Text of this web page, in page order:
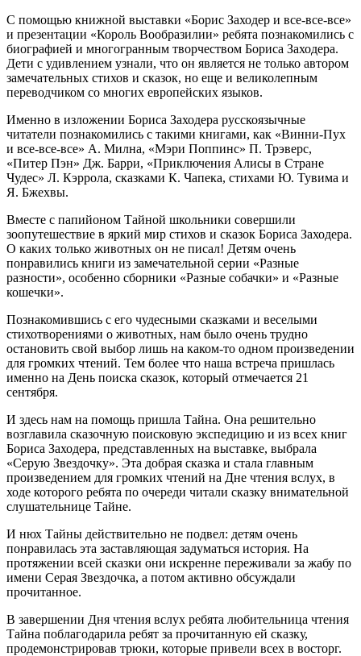
С помощью книжной выставки «Борис Заходер и все-все-все»
и презентации «Король Вообразилии» ребята познакомились с
биографией и многогранным творчеством Бориса Заходера.
Дети с удивлением узнали, что он является не только автором
замечательных стихов и сказок, но еще и великолепным
переводчиком со многих европейских языков.
Именно в изложении Бориса Заходера русскоязычные
читатели познакомились с такими книгами, как «Винни-Пух
и все-все-все» А. Милна, «Мэри Поппинс» П. Трэверс,
«Питер Пэн» Дж. Барри, «Приключения Алисы в Стране
Чудес» Л. Кэррола, сказками К. Чапека, стихами Ю. Тувима и
Я. Бжехвы.
Вместе с папийоном Тайной школьники совершили
зоопутешествие в яркий мир стихов и сказок Бориса Заходера.
О каких только животных он не писал! Детям очень
понравились книги из замечательной серии «Разные
разности», особенно сборники «Разные собачки» и «Разные
кошечки».
Познакомившись с его чудесными сказками и веселыми
стихотворениями о животных, нам было очень трудно
остановить свой выбор лишь на каком-то одном произведении
для громких чтений. Тем более что наша встреча пришлась
именно на День поиска сказок, который отмечается 21
сентября.
И здесь нам на помощь пришла Тайна. Она решительно
возглавила сказочную поисковую экспедицию и из всех книг
Бориса Заходера, представленных на выставке, выбрала
«Серую Звездочку». Эта добрая сказка и стала главным
произведением для громких чтений на Дне чтения вслух, в
ходе которого ребята по очереди читали сказку внимательной
слушательнице Тайне.
И нюх Тайны действительно не подвел: детям очень
понравилась эта заставляющая задуматься история. На
протяжении всей сказки они искренне переживали за жабу по
имени Серая Звездочка, а потом активно обсуждали
прочитанное.
В завершении Дня чтения вслух ребята любительница чтения
Тайна поблагодарила ребят за прочитанную ей сказку,
продемонстрировав трюки, которые привели всех в восторг.